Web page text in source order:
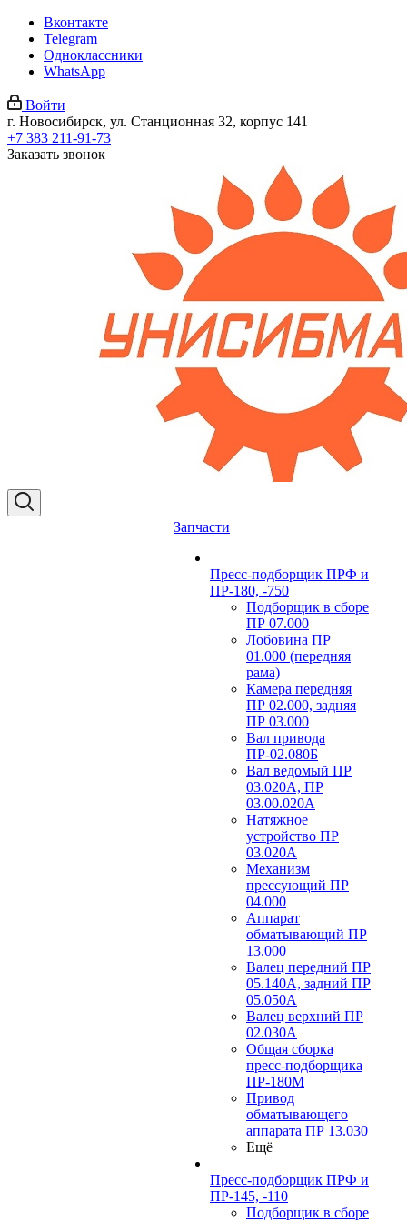
Вконтакте
Telegram
Одноклассники
WhatsApp
Войти
г. Новосибирск, ул. Станционная 32, корпус 141
+7 383 211-91-73
Заказать звонок
Запчасти
Пресс-подборщик ПРФ и
ПР-180, -750
Подборщик в сборе
ПР 07.000
Лобовина ПР
01.000 (передняя
рама)
Камера передняя
ПР 02.000, задняя
ПР 03.000
Вал привода
ПР-02.080Б
Вал ведомый ПР
03.020А, ПР
03.00.020А
Натяжное
устройство ПР
03.020A
Механизм
прессующий ПР
04.000
Аппарат
обматывающий ПР
13.000
Валец передний ПР
05.140A, задний ПР
05.050A
Валец верхний ПР
02.030A
Общая сборка
пресс-подборщика
ПР-180М
Привод
обматывающего
аппарата ПР 13.030
Ещё
Пресс-подборщик ПРФ и
ПР-145, -110
Подборщик в сборе